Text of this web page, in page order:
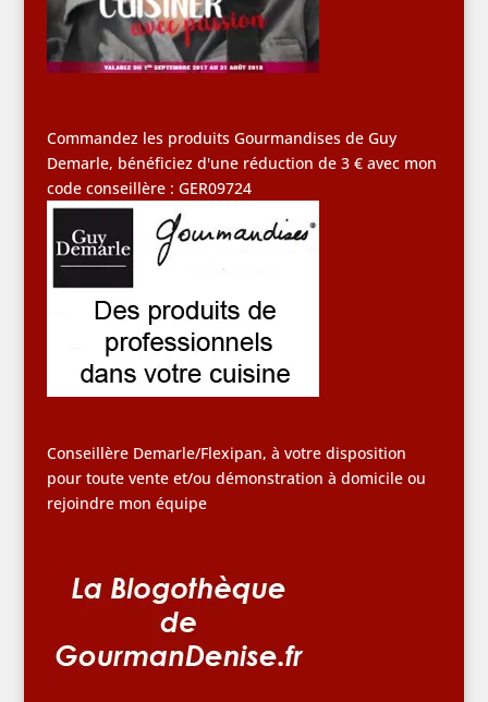
Commandez les produits Gourmandises de Guy
Demarle, bénéficiez d'une réduction de 3 € avec mon
code conseillère : GER09724
Conseillère Demarle/Flexipan, à votre disposition
pour toute vente et/ou démonstration à domicile ou
rejoindre mon équipe